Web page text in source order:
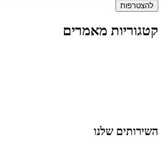
להצטרפות
קטגוריות מאמרים
השירותים שלנו